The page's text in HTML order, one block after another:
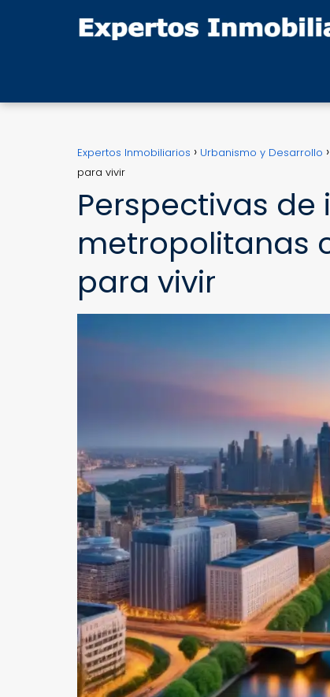
Expertos Inmobiliarios Urbanismo y Desarrollo
para vivir
Perspectivas de
metropolitanas
para vivir